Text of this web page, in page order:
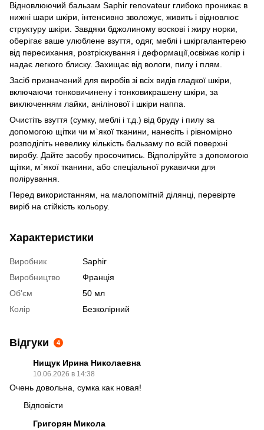
Відновлюючий бальзам Saphir renovateur глибоко проникає в
нижні шари шкіри, інтенсивно зволожує, живить і відновлює
структуру шкіри. Завдяки бджолиному воскові і жиру норки,
оберігає ваше улюблене взуття, одяг, меблі і шкіргалантерею
від пересихання, розтріскування і деформації,освіжає колір і
надає легкого блиску. Захищає від вологи, пилу і плям.
Засіб призначений для виробів зі всіх видів гладкої шкіри,
включаючи тонковичинену і тонковикрашену шкіри, за
виключенням лайки, анілінової і шкіри наппа.
Очистіть взуття (сумку, меблі і т.д.) від бруду і пилу за
допомогою щітки чи м`якої тканини, нанесіть і рівномірно
розподіліть невелику кількість бальзаму по всій поверхні
виробу. Дайте засобу просочитись. Відполіруйте з допомогою
щітки, м`якої тканини, або спеціальної рукавички для
полірування.
Перед використанням, на малопомітній ділянці, перевірте
виріб на стійкість кольору.
Характеристики
Виробник
Saphir
Виробництво
Франція
Об'єм
50 мл
Колір
Безколірний
Відгуки 4
Нищук Ирина Николаевна
10.06.2026 в 14:38
Очень довольна, сумка как новая!
Відповісти
Григорян Микола